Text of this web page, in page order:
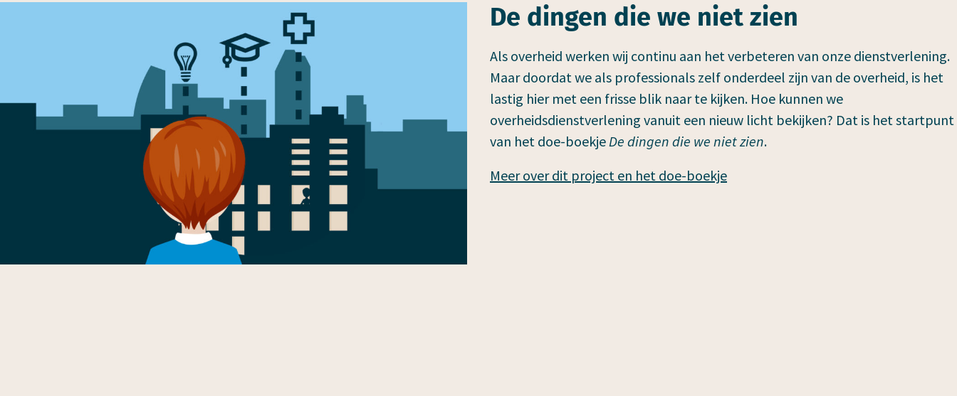
De dingen die we niet zien
Als overheid werken wij continu aan het verbeteren van onze dienstverlening.
Maar doordat we als professionals zelf onderdeel zijn van de overheid, is het
lastig hier met een frisse blik naar te kijken. Hoe kunnen we
overheidsdienstverlening vanuit een nieuw licht bekijken? Dat is het startpunt
van het doe-boekje De dingen die we niet zien.
Meer over dit project en het doe-boekje